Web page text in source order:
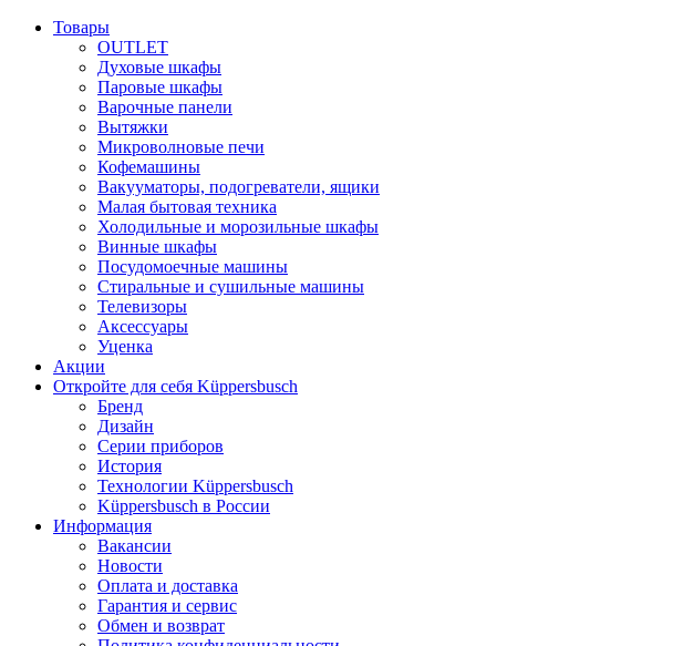
Товары
OUTLET
Духовые шкафы
Паровые шкафы
Варочные панели
Вытяжки
Микроволновые печи
Кофемашины
Вакууматоры, подогреватели, ящики
Малая бытовая техника
Холодильные и морозильные шкафы
Винные шкафы
Посудомоечные машины
Стиральные и сушильные машины
Телевизоры
Аксессуары
Уценка
Акции
Откройте для себя Küppersbusch
Бренд
Дизайн
Серии приборов
История
Технологии Küppersbusch
Küppersbusch в России
Информация
Вакансии
Новости
Оплата и доставка
Гарантия и сервис
Обмен и возврат